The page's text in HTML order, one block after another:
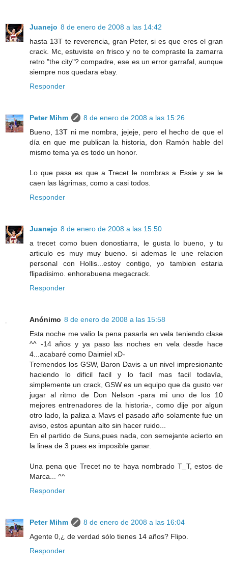
Juanejo 8 de enero de 2008 a las 14:42
hasta 13T te reverencia, gran Peter, si es que eres el gran
crack. Mc, estuviste en frisco y no te compraste la zamarra
retro "the city"? compadre, ese es un error garrafal, aunque
siempre nos quedara ebay.
Responder
Peter Mihm
8 de enero de 2008 a las 15:26
Bueno, 13T ni me nombra, jejeje, pero el hecho de que el
día en que me publican la historia, don Ramón hable del
mismo tema ya es todo un honor.
Lo que pasa es que a Trecet le nombras a Essie y se le
caen las lágrimas, como a casi todos.
Responder
Juanejo 8 de enero de 2008 a las 15:50
a trecet como buen donostiarra, le gusta lo bueno, y tu
articulo es muy muy bueno. si ademas le une relacion
personal con Hollis...estoy contigo, yo tambien estaria
flipadisimo. enhorabuena megacrack.
Responder
Anónimo 8 de enero de 2008 a las 15:58
Esta noche me valio la pena pasarla en vela teniendo clase
^^ -14 años y ya paso las noches en vela desde hace
4...acabaré como Daimiel xD-
Tremendos los GSW, Baron Davis a un nivel impresionante
haciendo lo dificil facil y lo facil mas facil todavía,
simplemente un crack, GSW es un equipo que da gusto ver
jugar al ritmo de Don Nelson -para mi uno de los 10
mejores entrenadores de la historia-, como dije por algun
otro lado, la paliza a Mavs el pasado año solamente fue un
aviso, estos apuntan alto sin hacer ruido...
En el partido de Suns,pues nada, con semejante acierto en
la linea de 3 pues es imposible ganar.
Una pena que Trecet no te haya nombrado T_T, estos de
Marca... ^^
Responder
Peter Mihm
8 de enero de 2008 a las 16:04
Agente 0,¿ de verdad sólo tienes 14 años? Flipo.
Responder